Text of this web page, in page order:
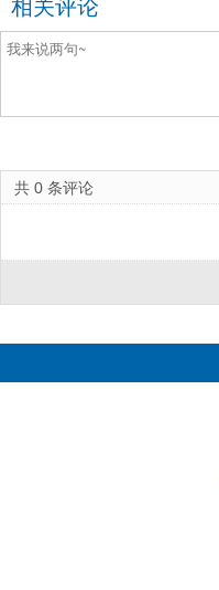
相关评论
共 0 条评论